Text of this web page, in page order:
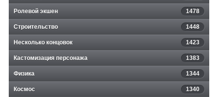
Ролевой экшен 1478
Строительство 1448
Несколько концовок 1423
Кастомизация персонажа 1383
Физика 1344
Космос 1340